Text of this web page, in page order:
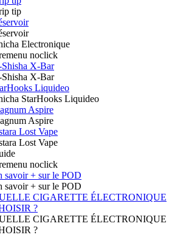
tip
Electronique
noclick
X-Bar
X-Bar
Liquideo
StarHooks Liquideo
Aspire
Aspire
Lost Vape
Lost Vape
noclick
savoir + sur le POD
savoir + sur le POD
CIGARETTE ÉLECTRONIQUE
?
CIGARETTE ÉLECTRONIQUE
?